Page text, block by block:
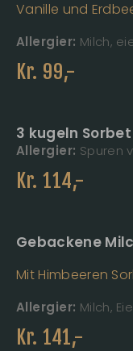
Vanille und
Allergier: Milch,
Kr. 99,-
3 kugeln Sorbet
Allergier: Spuren
Kr. 114,-
Gebackene
Mit Himbeeren
Allergier: Milch,
Kr. 141,-